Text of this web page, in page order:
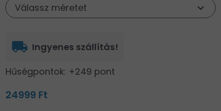
Válassz méretet
local_shipping Ingyenes szállítás!
Hűségpontok: +249 pont
24999 Ft